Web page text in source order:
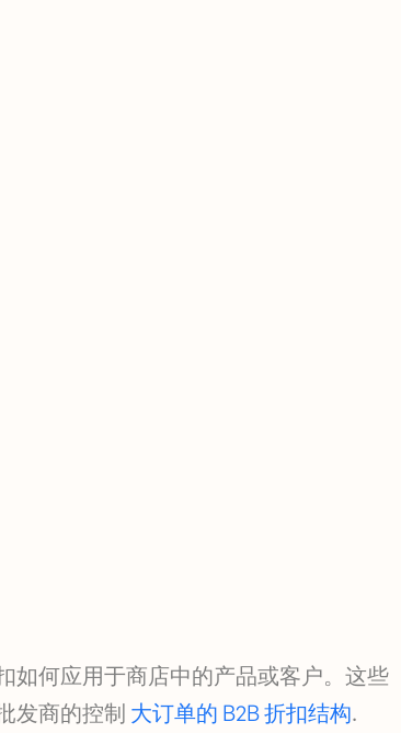
如何应用于商店中的产品或客户。这些
发商的控制 大订单的 B2B 折扣结构.